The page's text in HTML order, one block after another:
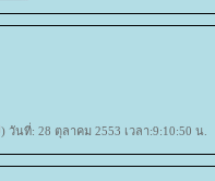
) วันที่: 28 ตุลาคม 2553 เวลา:9:10:50 น.